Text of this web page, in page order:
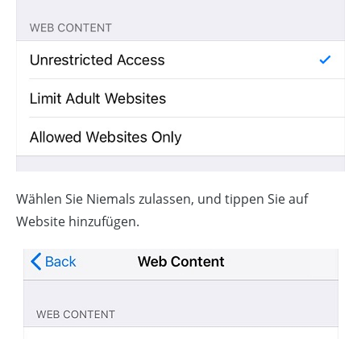
Wählen Sie Niemals zulassen, und tippen Sie auf
Website hinzufügen.